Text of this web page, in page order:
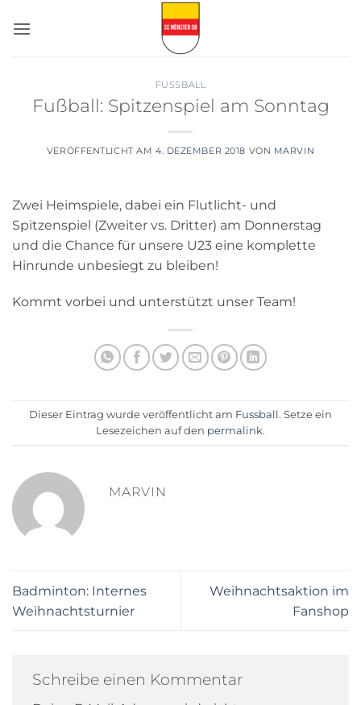
Inhalt
FUSSBALL
Fußball: Spitzenspiel am Sonntag
VERÖFFENTLICHT AM 4. DEZEMBER 2018 VON MARVIN
Zwei Heimspiele, dabei ein Flutlicht- und
Spitzenspiel (Zweiter vs. Dritter) am Donnerstag
und die Chance für unsere U23 eine komplette
Hinrunde unbesiegt zu bleiben!
Kommt vorbei und unterstützt unser Team!
Dieser Eintrag wurde veröffentlicht am Fussball. Setze ein
Lesezeichen auf den permalink.
MARVIN
Badminton: Internes
Weihnachtsturnier
Weihnachtsaktion im
Fanshop
Schreibe einen Kommentar